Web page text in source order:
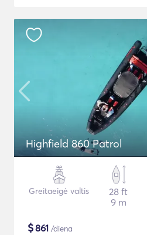
Highfield 860 Patrol
Greitaeigė valtis
28 ft
9 m
$861 /diena